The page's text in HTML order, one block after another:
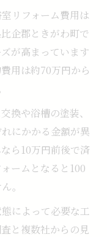
リフォーム費用は
企郡ときがわ町で
が高まっています
用は約70万円から
換や浴槽の塗装、
にかかる金額が異
ら10万円前後で済
ームとなると100
。
によって必要な工
と複数社からの見